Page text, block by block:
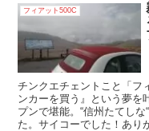
フィアット500C
チンクエチェントこと「フ
ンカーを買う』という夢を
プンで堪能。“信州たてし
た。サイコーでした！あり